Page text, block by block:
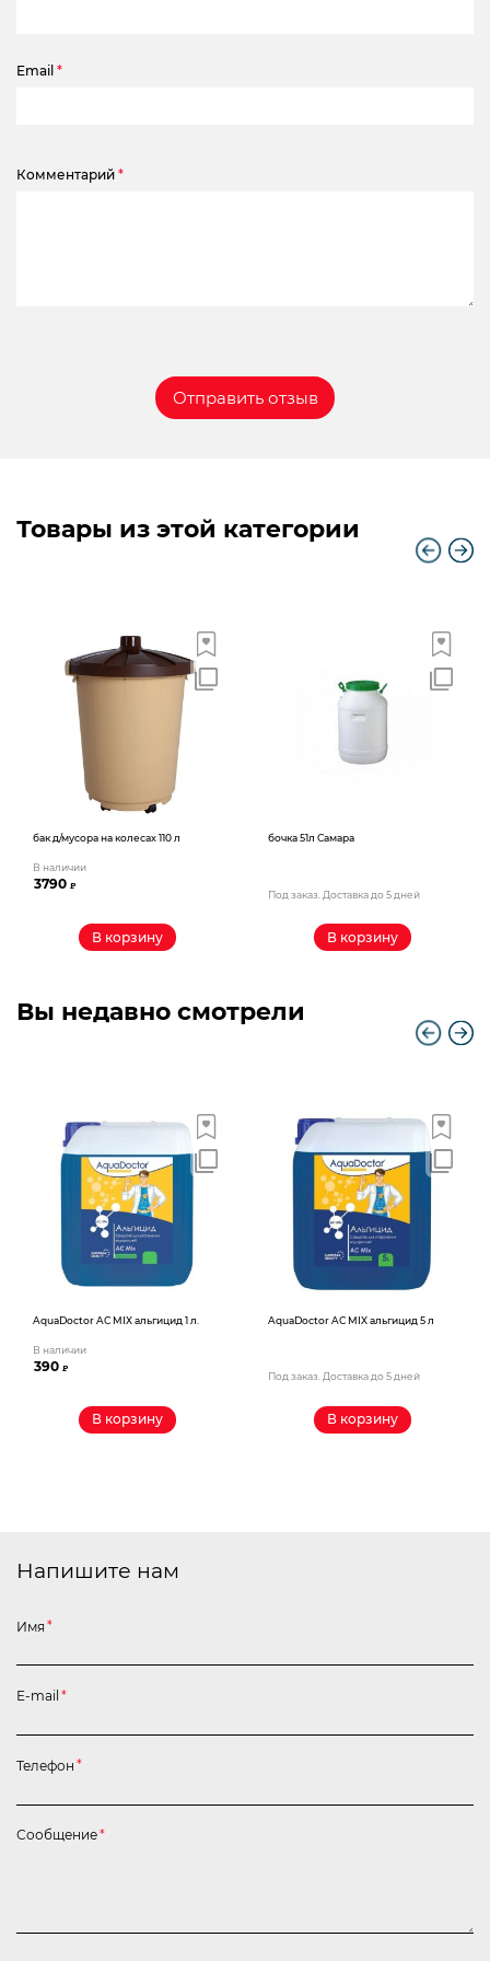
Email *
Комментарий *
Товары из этой категории
бак д/мусора на колесах 110 л
В наличии
3790₽
В корзину
бочка 51л Самара
Под заказ. Доставка до 5 дней
В корзину
Вы недавно смотрели
AquaDoctor AС MIX альгицид 1 л.
В наличии
390₽
В корзину
AquaDoctor AС MIX альгицид 5 л
Под заказ. Доставка до 5 дней
В корзину
Напишите нам
Имя *
E-mail *
Телефон *
Сообщение*